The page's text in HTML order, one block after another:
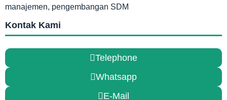
manajemen, pengembangan SDM
Kontak Kami
Telephone
Whatsapp
E-Mail